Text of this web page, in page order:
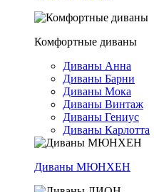
Комфортные диваны
Диваны Анна
Диваны Барни
Диваны Мока
Диваны Винтаж
Диваны Гениус
Диваны Карлотта
Диваны МЮНХЕН